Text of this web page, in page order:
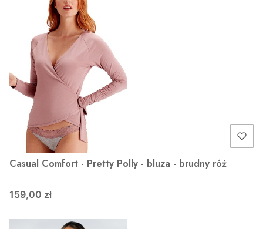
Casual Comfort - Pretty Polly - bluza - brudny róż
159,00 zł